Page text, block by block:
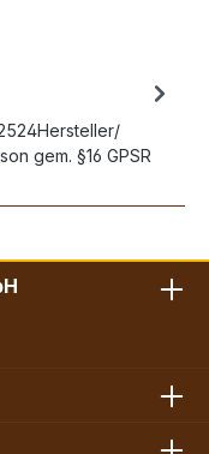
gem. §16 GPSR